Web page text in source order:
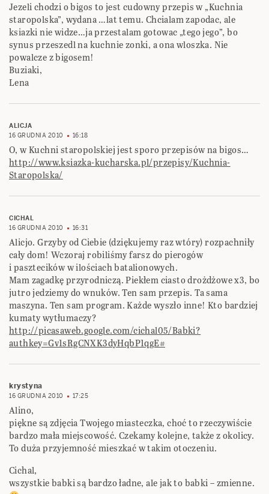
Jezeli chodzi o bigos to jest cudowny przepis w „Kuchnia
staropolska”, wydana …lat temu. Chcialam zapodac, ale
ksiazki nie widze…ja przestalam gotowac „tego jego”, bo
synus przeszedl na kuchnie zonki, a ona wloszka. Nie
powalcze z bigosem!
Buziaki,
Lena
ALICJA
16 GRUDNIA 2010
16:18
O, w Kuchni staropolskiej jest sporo przepisów na bigos…
http://www.ksiazka-kucharska.pl/przepisy/Kuchnia-
Staropolska/
CICHAL
16 GRUDNIA 2010
16:31
Alicjo. Grzyby od Ciebie (dziękujemy raz wtóry) rozpachniły
cały dom! Wczoraj robiliśmy farsz do pierogów
i pasztecików w ilościach batalionowych.
Mam zagadkę przyrodniczą. Piekłem ciasto drożdżowe x3, bo
jutro jedziemy do wnuków. Ten sam przepis. Ta sama
maszyna. Ten sam program. Każde wyszło inne! Kto bardziej
kumaty wytłumaczy?
http://picasaweb.google.com/cichal05/Babki?
authkey=Gv1sRgCNXK3dyHqbP1qgE#
krystyna
16 GRUDNIA 2010 17:25
Alino,
piękne są zdjęcia Twojego miasteczka, choć to rzeczywiście
bardzo mała miejscowość. Czekamy kolejne, także z okolicy.
To duża przyjemność mieszkać w takim otoczeniu.
Cichal,
wszystkie babki są bardzo ładne, ale jak to babki – zmienne.